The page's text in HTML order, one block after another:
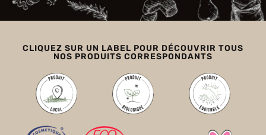
CLIQUEZ SUR UN LABEL POUR DÉCOUVRIR TOUS
NOS PRODUITS CORRESPONDANTS